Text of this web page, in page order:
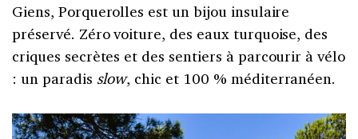
Giens, Porquerolles est un bijou insulaire
préservé. Zéro voiture, des eaux turquoise, des
criques secrètes et des sentiers à parcourir à vélo
: un paradis slow, chic et 100 % méditerranéen.